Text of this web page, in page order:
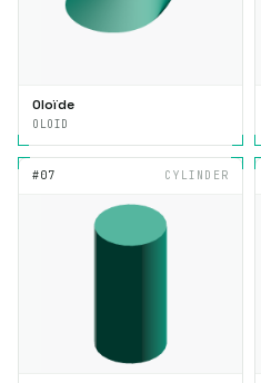
Oloïde
OLOID
#07 CYLINDER